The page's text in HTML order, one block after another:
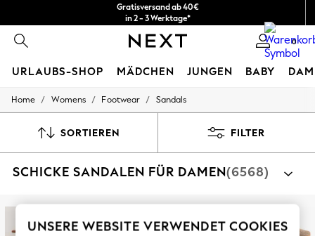
Gratisversand ab 40€
in 2 - 3 Werktage*
Kostenlose & einfache Rückgaben*
0
URLAUBS-SHOP MÄDCHEN JUNGEN BABY
HOLIDAY SHOP
All Swimwear
Beach Dresses & Kaftans
Flip Flops
Jumpsuits & Playsuits
Home / Womens / Footwear / Sandals
SORTIEREN FILTER
SCHICKE SANDALEN FÜR DAMEN(6568)
UNSERE WEBSITE VERWENDET COOKIES